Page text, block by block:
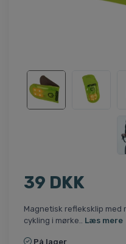
39 DKK
Magnetisk refleksklip med
cykling i mørke.. Læs mere
På lager